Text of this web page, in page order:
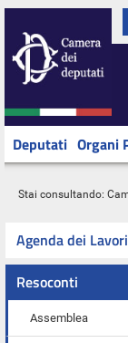
Deputati Organi
Stai consultando:
Agenda dei Lavori
Resoconti
Assemblea